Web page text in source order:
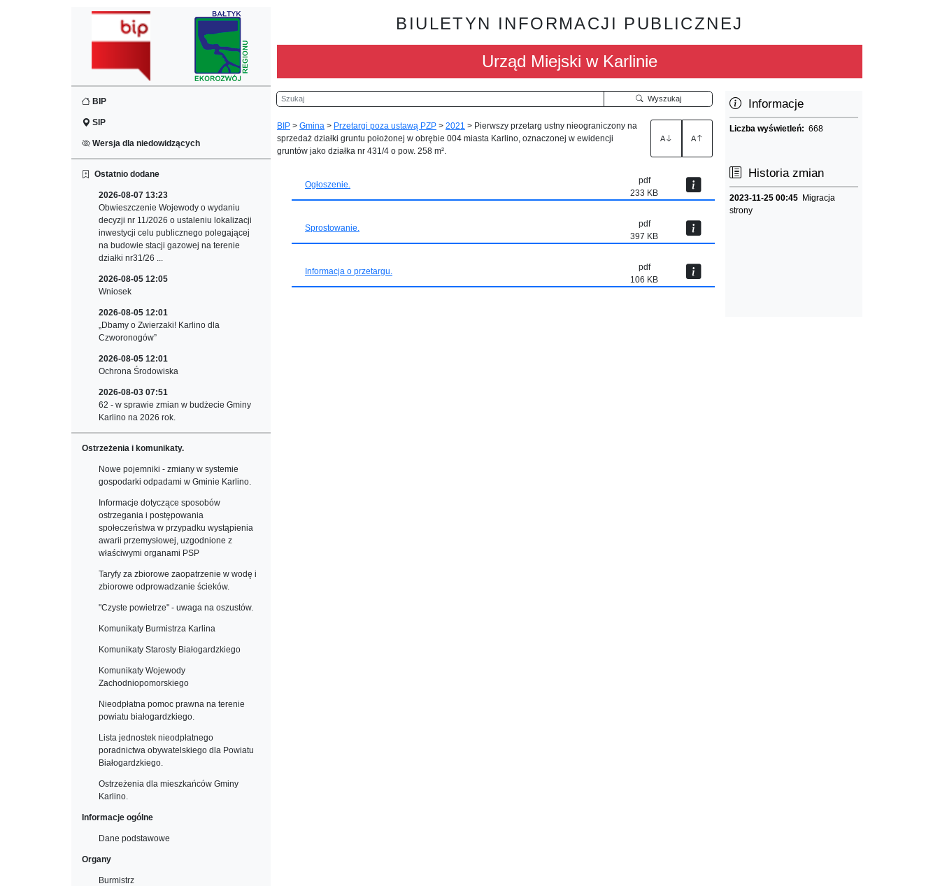
BIP
SIP
Wersja dla niedowidzących
Ostatnio dodane
2026-08-07 13:23
Obwieszczenie Wojewody o wydaniu
decyzji nr 11/2026 o ustaleniu lokalizacji
inwestycji celu publicznego polegającej
na budowie stacji gazowej na terenie
działki nr31/26 ...
2026-08-05 12:05
Wniosek
2026-08-05 12:01
„Dbamy o Zwierzaki! Karlino dla
Czworonogów”
2026-08-05 12:01
Ochrona Środowiska
2026-08-03 07:51
62 - w sprawie zmian w budżecie Gminy
Karlino na 2026 rok.
Ostrzeżenia i komunikaty.
Nowe pojemniki - zmiany w systemie
gospodarki odpadami w Gminie Karlino.
Informacje dotyczące sposobów
ostrzegania i postępowania
społeczeństwa w przypadku wystąpienia
awarii przemysłowej, uzgodnione z
właściwymi organami PSP
Taryfy za zbiorowe zaopatrzenie w wodę i
zbiorowe odprowadzanie ścieków.
"Czyste powietrze" - uwaga na oszustów.
Komunikaty Burmistrza Karlina
Komunikaty Starosty Białogardzkiego
Komunikaty Wojewody
Zachodniopomorskiego
Nieodpłatna pomoc prawna na terenie
powiatu białogardzkiego.
Lista jednostek nieodpłatnego
poradnictwa obywatelskiego dla Powiatu
Białogardzkiego.
Ostrzeżenia dla mieszkańców Gminy
Karlino.
Informacje ogólne
Dane podstawowe
Organy
Burmistrz
BIULETYN INFORMACJI PUBLICZNEJ
Urząd Miejski w Karlinie
Szukaj Wyszukaj
BIP > Gmina > Przetargi poza ustawą PZP > 2021 > Pierwszy przetarg ustny nieograniczony na
sprzedaż działki gruntu położonej w obrębie 004 miasta Karlino, oznaczonej w ewidencji
gruntów jako działka nr 431/4 o pow. 258 m².
A A
Ogłoszenie.
pdf
233 KB
Sprostowanie.
pdf
397 KB
Informacja o przetargu.
pdf
106 KB
Informacje
Liczba wyświetleń:668
Historia zmian
2023-11-25 00:45 Migracja
strony